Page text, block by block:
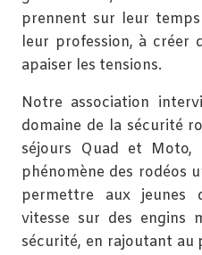
prennent sur leur
leur profession, à créer
apaiser les tensions.
Notre association
domaine de la sécurité
séjours Quad et
phénomène des rodéos
permettre aux jeunes
vitesse sur des engins
sécurité, en rajoutant